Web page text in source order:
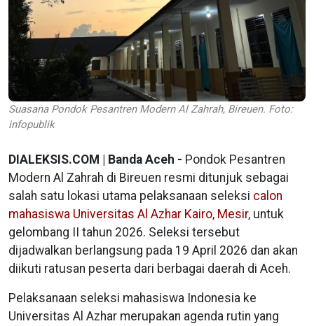
Suasana Pondok Pesantren Modern Al Zahrah, Bireuen. Foto:
infopublik
DIALEKSIS.COM | Banda Aceh - Pondok Pesantren
Modern Al Zahrah di Bireuen resmi ditunjuk sebagai
salah satu lokasi utama pelaksanaan seleksi calon
mahasiswa Universitas Al Azhar Kairo, Mesir, untuk
gelombang II tahun 2026. Seleksi tersebut
dijadwalkan berlangsung pada 19 April 2026 dan akan
diikuti ratusan peserta dari berbagai daerah di Aceh.
Pelaksanaan seleksi mahasiswa Indonesia ke
Universitas Al Azhar merupakan agenda rutin yang